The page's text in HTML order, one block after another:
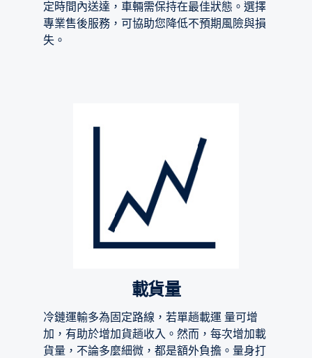
定時間內送達，車輛需保持在最佳狀態。選擇
專業售後服務，可協助您降低不預期風險與損
失。
載貨量
冷鏈運輸多為固定路線，若單趟載運 量可增
加，有助於增加貨趟收入。然而，每次增加載
貨量，不論多麼細微，都是額外負擔。量身打